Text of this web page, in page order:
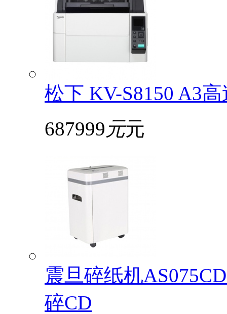
松下 KV-S8150 A3
687999 元元
震旦碎纸机
碎CD